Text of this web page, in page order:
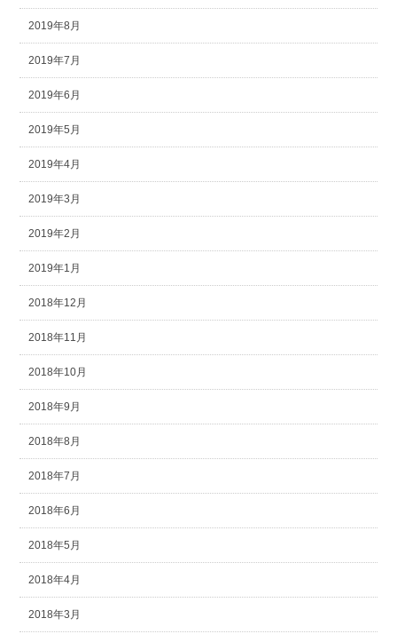
2019年8月
2019年7月
2019年6月
2019年5月
2019年4月
2019年3月
2019年2月
2019年1月
2018年12月
2018年11月
2018年10月
2018年9月
2018年8月
2018年7月
2018年6月
2018年5月
2018年4月
2018年3月